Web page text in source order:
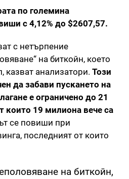
по големина
с 4,12% до $2607,57.
с нетърпение
на биткойн, което
казват анализатори. Този
да забави пускането на
е ограничено до 21
които 19 милиона вече са
се повиши при
последният от които
на биткойн,